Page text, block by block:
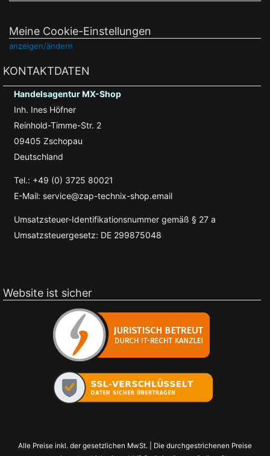
Meine Cookie-Einstellungen
anzeigen/ändern
KONTAKTDATEN
Handelsagentur MX-Shop
Inh. Ines Höfner
Reinhold-Timme-Str. 2
09405 Zschopau
Deutschland
Tel.: +49 (0) 3725 80021
E-Mail: service@zap-technix-shop.email
Umsatzsteuer-Identifikationsnummer gemäß § 27 a
Umsatzsteuergesetz: DE 299875048
Website ist sicher
Alle Preise inkl. der gesetzlichen MwSt. | Die durchgestrichenen Preise